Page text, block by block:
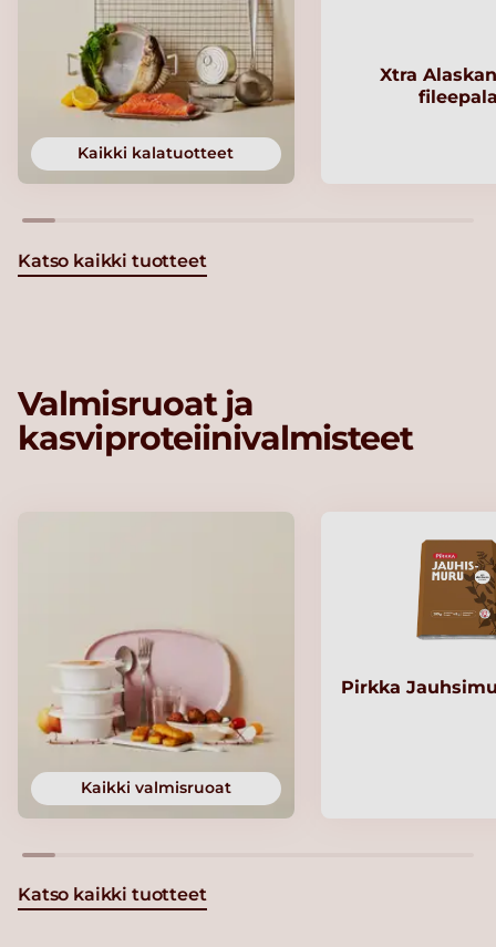
Kaikki kalatuotteet
Xtra
Katso kaikki tuotteet
Valmisruoat ja
kasviproteiinivalmisteet
Kaikki valmisruoat
Pirkka
Katso kaikki tuotteet